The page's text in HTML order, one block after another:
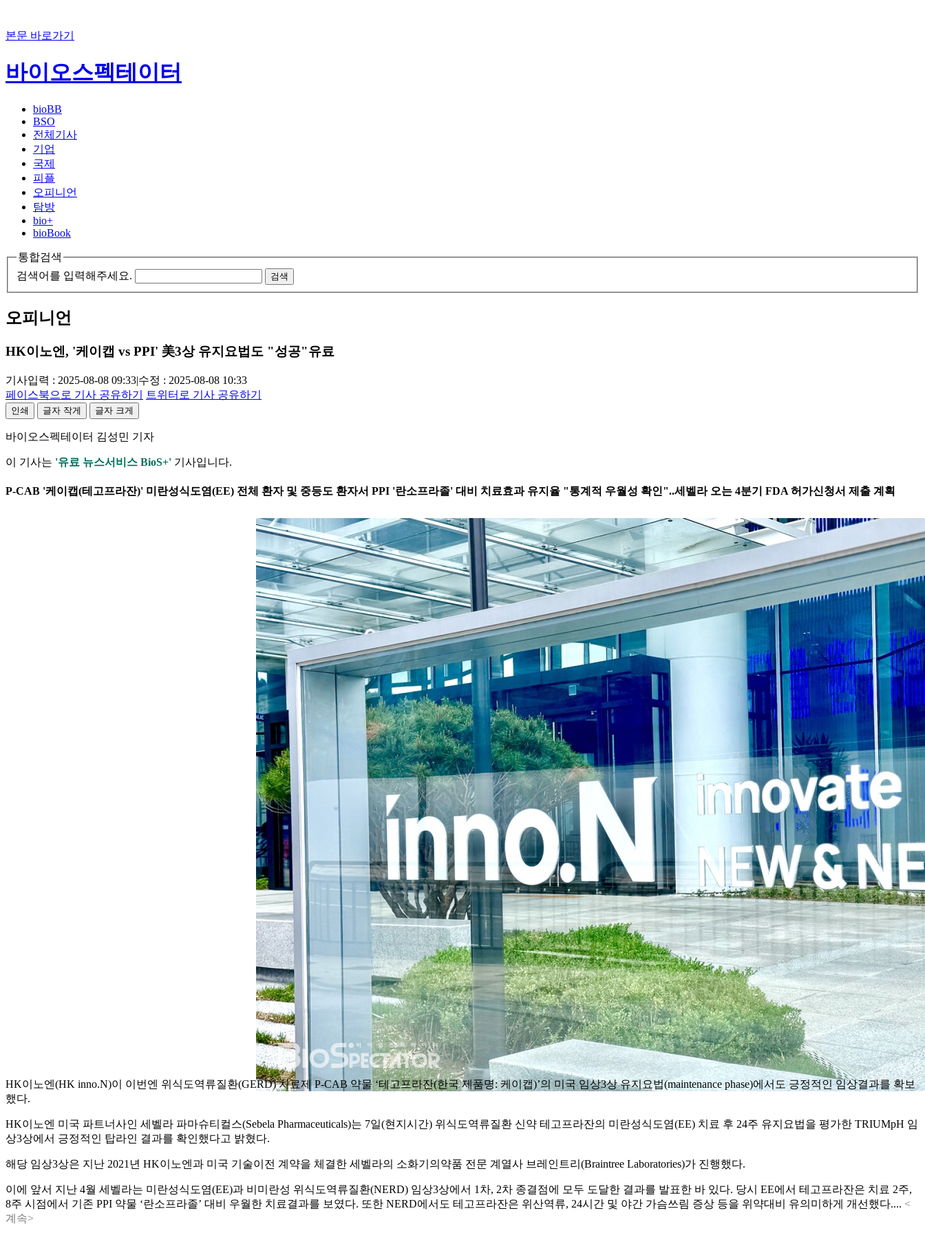
본문 바로가기
바이오스펙테이터
bioBB
BSO
전체기사
기업
국제
피플
오피니언
탐방
bio+
bioBook
통합검색
검색어를 입력해주세요.
검색
오피니언
HK이노엔, '케이캡 vs PPI' 美3상 유지요법도 "성공"유료
기사입력 : 2025-08-08 09:33|수정 : 2025-08-08 10:33
페이스북으로 기사 공유하기
트위터로 기사 공유하기
인쇄 글자 작게 글자 크게
바이오스펙테이터 김성민 기자
이 기사는 '유료 뉴스서비스 BioS+' 기사입니다.
P-CAB '케이캡(테고프라잔)' 미란성식도염(EE) 전체 환자 및 중등도 환자서 PPI '란소프라졸' 대비 치료효과 유지율 "통계적 우월성 확인"..세벨라 오는 4분기 FDA 허가신청서 제출 계획
HK이노엔(HK inno.N)이 이번엔 위식도역류질환(GERD) 치료제 P-CAB 약물 ‘테고프라잔(한국 제품명: 케이캡)’의 미국 임상3상 유지요법(maintenance phase)에서도 긍정적인 임상결과를 확보
했다.
HK이노엔 미국 파트너사인 세벨라 파마슈티컬스(Sebela Pharmaceuticals)는 7일(현지시간) 위식도역류질환 신약 테고프라잔의 미란성식도염(EE) 치료 후 24주 유지요법을 평가한 TRIUMpH 임
상3상에서 긍정적인 탑라인 결과를 확인했다고 밝혔다.
해당 임상3상은 지난 2021년 HK이노엔과 미국 기술이전 계약을 체결한 세벨라의 소화기의약품 전문 계열사 브레인트리(Braintree Laboratories)가 진행했다.
이에 앞서 지난 4월 세벨라는 미란성식도염(EE)과 비미란성 위식도역류질환(NERD) 임상3상에서 1차, 2차 종결점에 모두 도달한 결과를 발표한 바 있다. 당시 EE에서 테고프라잔은 치료 2주,
8주 시점에서 기존 PPI 약물 ‘란소프라졸’ 대비 우월한 치료결과를 보였다. 또한 NERD에서도 테고프라잔은 위산역류, 24시간 및 야간 가슴쓰림 증상 등을 위약대비 유의미하게 개선했다.... <
계속>